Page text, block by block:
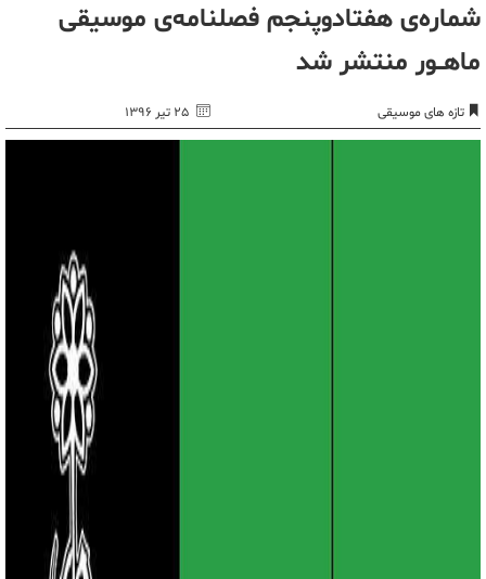
شماره‌ی هفتادوپنجم فصلنامه‌ی موسیقی
ماهــور منتشر شد
تازه های موسیقی ۲۵ تیر ۱۳۹۶